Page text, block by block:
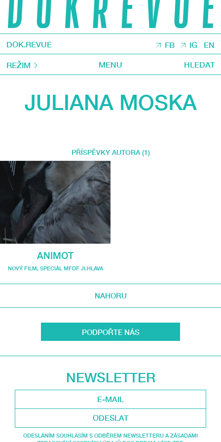
DOK.REVUE FB IG EN
REŽIM MENU HLEDAT
JULIANA MOSKA
PŘÍSPĚVKY AUTORA (1)
ANIMOT
NOVÝ FILM, SPECIÁL MFDF JI.HLAVA
NAHORU
PODPOŘTE NÁS
NEWSLETTER
ODESLAT
ODESLÁNÍM SOUHLASÍM S ODBĚREM NEWSLETTERU A ZÁSADAMI